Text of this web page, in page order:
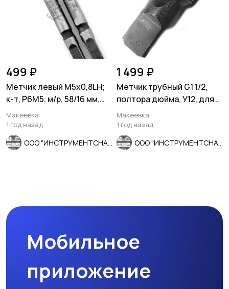
499 ₽
Метчик левый М5х0,8LH;
к-т, Р6М5, м/р, 58/16 мм,
основной шаг.
Макеевка
1 год назад
1 499 ₽
Метчик трубный G1 1/2,
полтора дюйма, У12, для
глух отвер, СССР
Макеевка
1 год назад
Мобильное
приложение